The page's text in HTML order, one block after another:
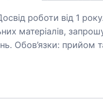
від 1 року. Компанія, що
матеріалів,
та обробка замовлень від